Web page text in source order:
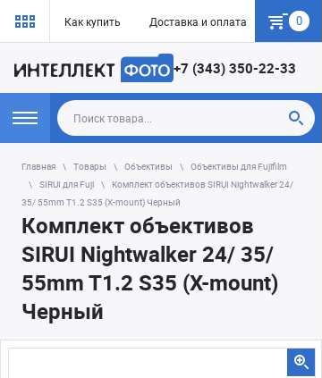
Как купить Доставка и оплата Гарантия
0
+7 (343) 350-22-33
Главная Товары Объективы
Объективы для Fujifilm
SIRUI для Fuji
Комплект объективов SIRUI Nightwalker 24/
35/ 55mm T1.2 S35 (X-mount) Черный
Комплект объективов
SIRUI Nightwalker 24/ 35/
55mm T1.2 S35 (X-mount)
Черный